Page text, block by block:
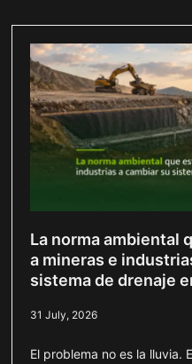
La norma ambiental
a mineras e
sistema de drenaje
31 July, 2026
El problema no es la lluvia.